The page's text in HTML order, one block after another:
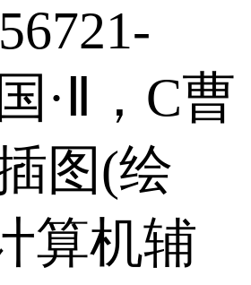
·Ⅱ，C曹
图(绘
算机辅